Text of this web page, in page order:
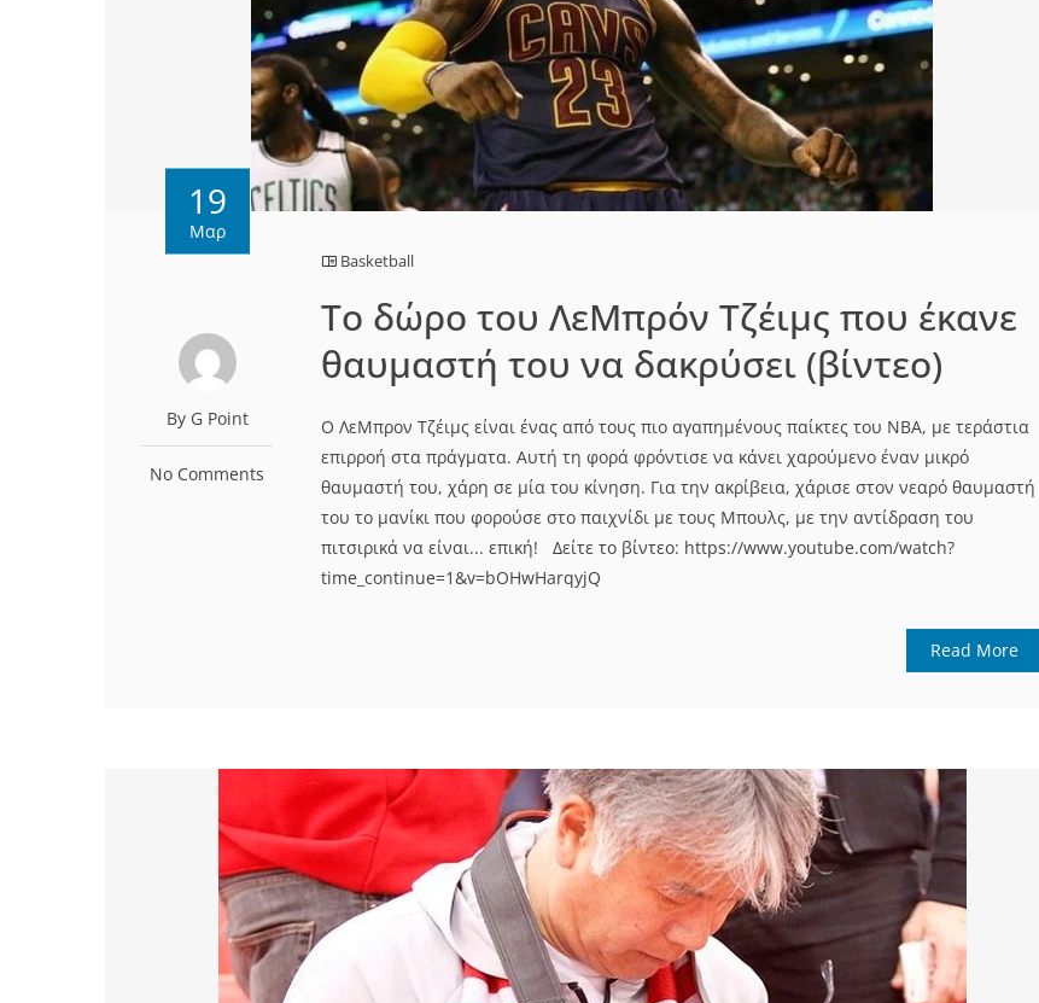
19
Μαρ
By G Point
No Comments
Basketball
Το δώρο του ΛεΜπρόν Τζέιμς που έκανε
θαυμαστή του να δακρύσει (βίντεο)
Ο ΛεΜπρον Τζέιμς είναι ένας από τους πιο αγαπημένους παίκτες του ΝΒΑ, με τεράστια
επιρροή στα πράγματα. Αυτή τη φορά φρόντισε να κάνει χαρούμενο έναν μικρό
θαυμαστή του, χάρη σε μία του κίνηση. Για την ακρίβεια, χάρισε στον νεαρό θαυμαστή
του το μανίκι που φορούσε στο παιχνίδι με τους Μπουλς, με την αντίδραση του
πιτσιρικά να είναι... επική! Δείτε το βίντεο: https://www.youtube.com/watch?
time_continue=1&v=bOHwHarqyjQ
Read More